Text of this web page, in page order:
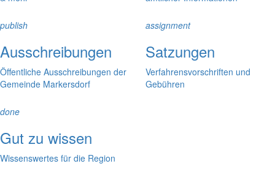
publish
Ausschreibungen
Öffentliche Ausschreibungen der
Gemeinde Markersdorf
assignment
Satzungen
Verfahrensvorschriften und
Gebühren
done
Gut zu wissen
Wissenswertes für die Region